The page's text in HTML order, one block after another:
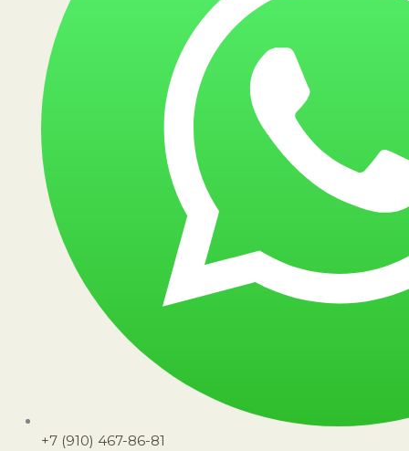
+7 (910) 467-86-81